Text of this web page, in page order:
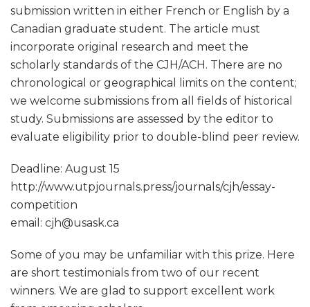
submission written in either French or English by a
Canadian graduate student. The article must
incorporate original research and meet the
scholarly standards of the CJH/ACH. There are no
chronological or geographical limits on the content;
we welcome submissions from all fields of historical
study. Submissions are assessed by the editor to
evaluate eligibility prior to double-blind peer review.
Deadline: August 15
http://www.utpjournals.press/journals/cjh/essay-
competition
email: cjh@usask.ca
Some of you may be unfamiliar with this prize. Here
are short testimonials from two of our recent
winners. We are glad to support excellent work